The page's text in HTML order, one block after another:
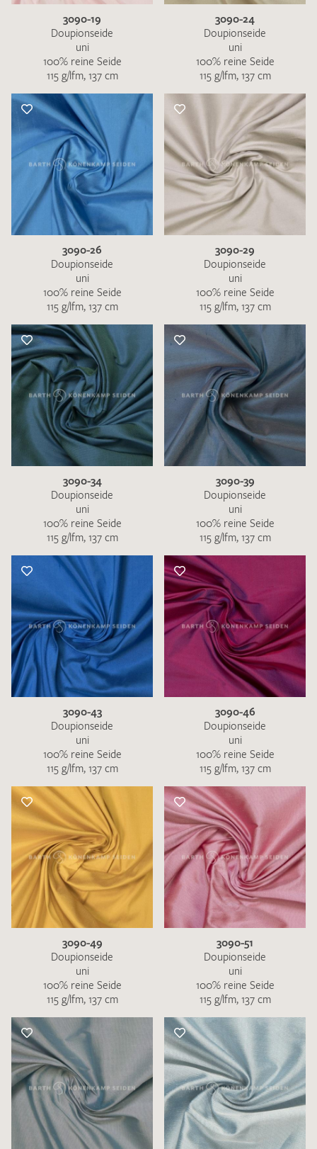
3090-19
Doupionseide
uni
100% reine Seide
115 g/lfm, 137 cm
3090-24
Doupionseide
uni
100% reine Seide
115 g/lfm, 137 cm
3090-26
Doupionseide
uni
100% reine Seide
115 g/lfm, 137 cm
3090-29
Doupionseide
uni
100% reine Seide
115 g/lfm, 137 cm
3090-34
Doupionseide
uni
100% reine Seide
115 g/lfm, 137 cm
3090-39
Doupionseide
uni
100% reine Seide
115 g/lfm, 137 cm
3090-43
Doupionseide
uni
100% reine Seide
115 g/lfm, 137 cm
3090-46
Doupionseide
uni
100% reine Seide
115 g/lfm, 137 cm
3090-49
Doupionseide
uni
100% reine Seide
115 g/lfm, 137 cm
3090-51
Doupionseide
uni
100% reine Seide
115 g/lfm, 137 cm